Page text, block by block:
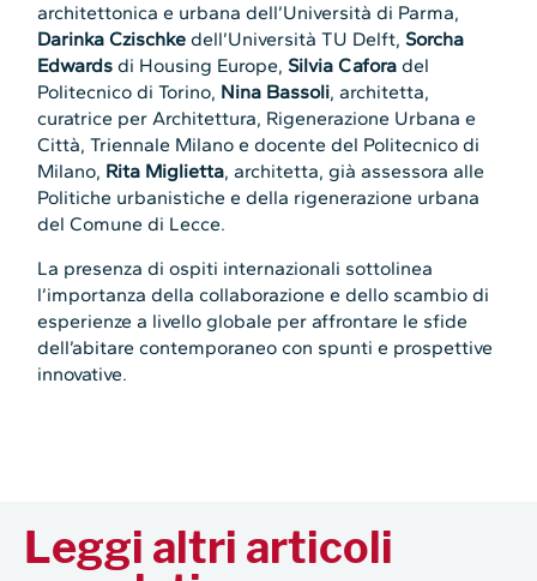
architettonica e urbana dell’Università di Parma,
Darinka Czischke dell’Università TU Delft, Sorcha
Edwards di Housing Europe, Silvia Cafora del
Politecnico di Torino, Nina Bassoli, architetta,
curatrice per Architettura, Rigenerazione Urbana e
Città, Triennale Milano e docente del Politecnico di
Milano, Rita Miglietta, architetta, già assessora alle
Politiche urbanistiche e della rigenerazione urbana
del Comune di Lecce.
La presenza di ospiti internazionali sottolinea
l’importanza della collaborazione e dello scambio di
esperienze a livello globale per affrontare le sfide
dell’abitare contemporaneo con spunti e prospettive
innovative.
Leggi altri articoli